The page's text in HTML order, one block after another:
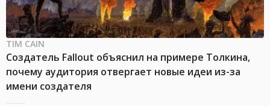
TIM CAIN
Создатель Fallout объяснил на примере Толкина,
почему аудитория отвергает новые идеи из-за
имени создателя